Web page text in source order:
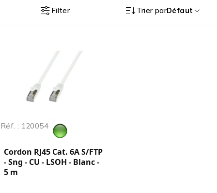
Filter Trier parDéfaut
Réf. : 120054
Cordon RJ45 Cat. 6A S/FTP
- Sng - CU - LSOH - Blanc -
5 m